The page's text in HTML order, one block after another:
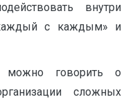
внутри
с каждым» и
можно говорить о
сложных